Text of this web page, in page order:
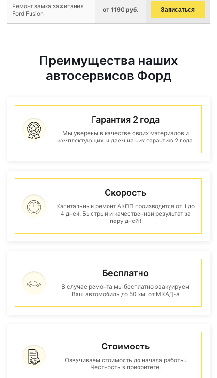
Ремонт замка зажигания
Ford Fusion
от 1190 руб. Записаться
Преимущества наших
автосервисов Форд
Гарантия 2 года
Мы уверены в качестве своих материалов и
комплектующих, и даем на них гарантию 2 года.
Скорость
Капитальный ремонт АКПП производится от 1 до
4 дней. Быстрый и качественнвй результат за
пару дней !
Бесплатно
В случае ремонта мы бесплатно эвакуируем
Ваш автомобиль до 50 км. от МКАД-а
Стоимость
Озвучиваем стоимость до начала работы.
Честность в приоритете.